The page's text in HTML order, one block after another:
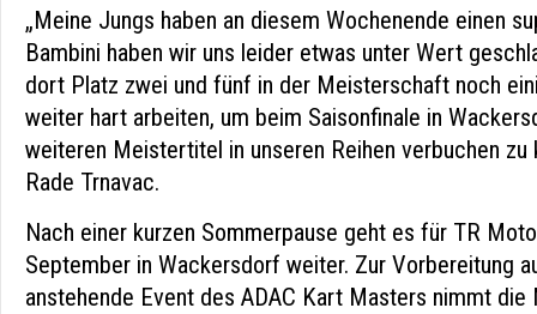
„Meine Jungs haben an diesem Wochenende einen
Bambini haben wir uns leider etwas unter Wert
dort Platz zwei und fünf in der Meisterschaft noch
weiter hart arbeiten, um beim Saisonfinale in
weiteren Meistertitel in unseren Reihen verbuchen zu
Rade Trnavac.
Nach einer kurzen Sommerpause geht es für TR
September in Wackersdorf weiter. Zur Vorbereitung
anstehende Event des ADAC Kart Masters nimmt